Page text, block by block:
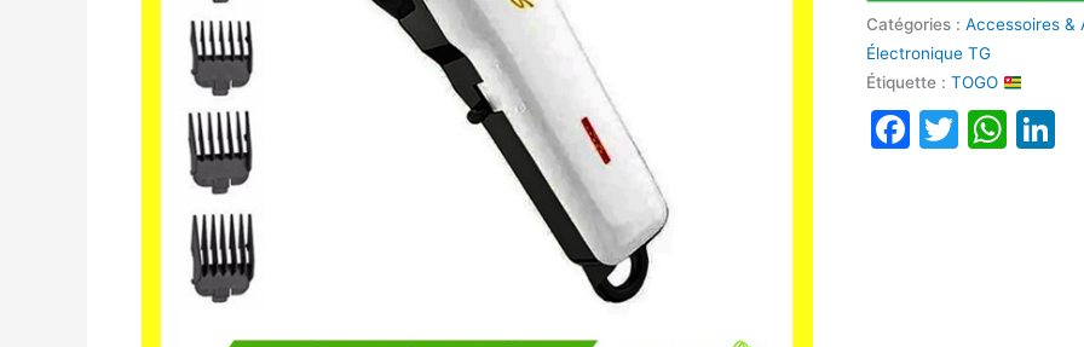
Catégories :Accessoires &
Électronique TG
Étiquette :TOGO
Facebook
Twitter